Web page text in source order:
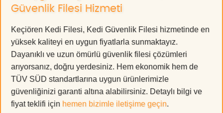
Güvenlik Filesi Hizmeti
Keçiören Kedi Filesi, Kedi Güvenlik Filesi hizmetinde en
yüksek kaliteyi en uygun fiyatlarla sunmaktayız.
Dayanıklı ve uzun ömürlü güvenlik filesi çözümleri
arıyorsanız, doğru yerdesiniz. Hem ekonomik hem de
TÜV SÜD standartlarına uygun ürünlerimizle
güvenliğinizi garanti altına alabilirsiniz. Detaylı bilgi ve
fiyat teklifi için hemen bizimle iletişime geçin.